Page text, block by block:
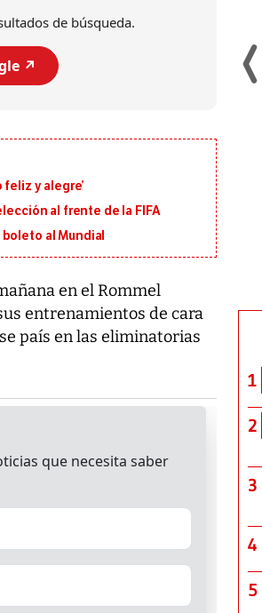
de búsqueda.
↗️
y alegre’
al frente de la FIFA
al Mundial
en el Rommel
entrenamientos de cara
país en las eliminatorias
de Japón, provocando una
1
2
3
4
5